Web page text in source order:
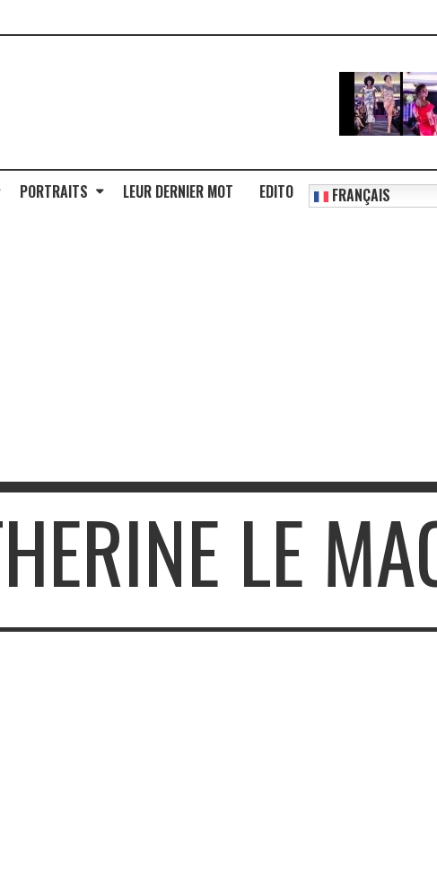
PORTRAITS LEUR DERNIER MOT EDITO FRANÇAIS
LE